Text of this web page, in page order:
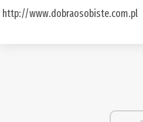
http://www.dobraosobiste.com.pl